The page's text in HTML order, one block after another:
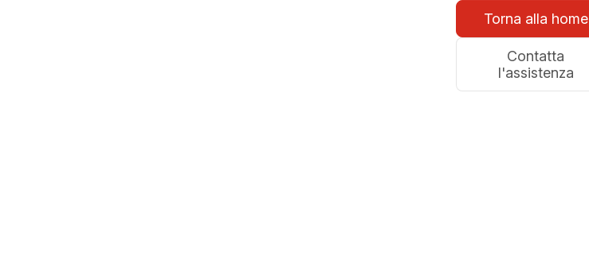
Torna alla home
Contatta
l'assistenza